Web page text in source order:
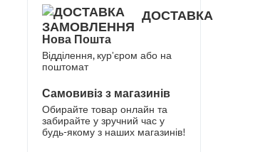
ДОСТАВКА
Нова Пошта
Відділення, кур’єром або на
поштомат
Самовивіз з магазинів
Обирайте товар онлайн та
забирайте у зручний час у
будь-якому з наших магазинів!